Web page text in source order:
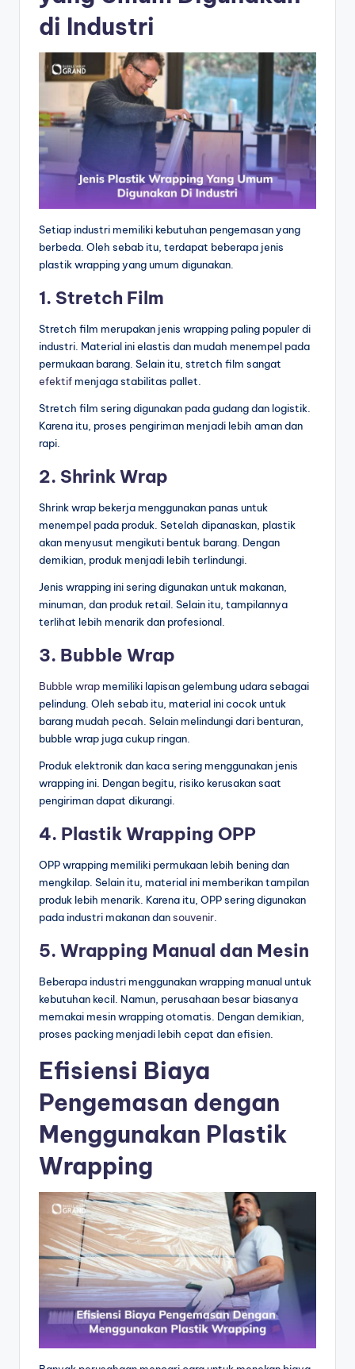
di Industri
Setiap industri memiliki kebutuhan pengemasan yang
berbeda. Oleh sebab itu, terdapat beberapa jenis
plastik wrapping yang umum digunakan.
1. Stretch Film
Stretch film merupakan jenis wrapping paling populer di
industri. Material ini elastis dan mudah menempel pada
permukaan barang. Selain itu, stretch film sangat
efektifmenjaga stabilitas pallet.
Stretch film sering digunakan pada gudang dan logistik.
Karena itu, proses pengiriman menjadi lebih aman dan
rapi.
2. Shrink Wrap
Shrink wrap bekerja menggunakan panas untuk
menempel pada produk. Setelah dipanaskan, plastik
akan menyusut mengikuti bentuk barang. Dengan
demikian, produk menjadi lebih terlindungi.
Jenis wrapping ini sering digunakan untuk makanan,
minuman, dan produk retail. Selain itu, tampilannya
terlihat lebih menarik dan profesional.
3. Bubble Wrap
Bubble wrapmemiliki lapisan gelembung udara sebagai
pelindung. Oleh sebab itu, material ini cocok untuk
barang mudah pecah. Selain melindungi dari benturan,
bubble wrap juga cukup ringan.
Produk elektronik dan kaca sering menggunakan jenis
wrapping ini. Dengan begitu, risiko kerusakan saat
pengiriman dapat dikurangi.
4. Plastik Wrapping OPP
OPP wrapping memiliki permukaan lebih bening dan
mengkilap. Selain itu, material ini memberikan tampilan
produk lebih menarik. Karena itu, OPP sering digunakan
pada industri makanan dansouvenir
5. Wrapping Manual dan Mesin
Beberapa industri menggunakan wrapping manual untuk
kebutuhan kecil. Namun, perusahaan besar biasanya
memakai mesin wrapping otomatis. Dengan demikian,
proses packing menjadi lebih cepat dan efisien.
Efisiensi Biaya
Pengemasan dengan
Menggunakan Plastik
Wrapping